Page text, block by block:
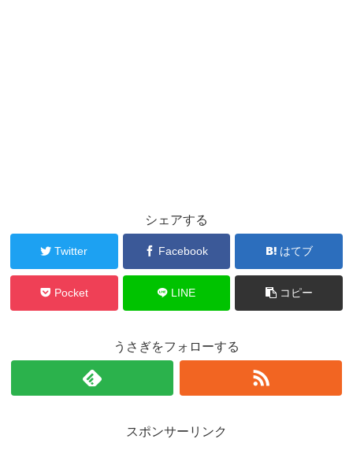
シェアする
Twitter Facebook はてブ
Pocket LINE コピー
うさぎをフォローする
スポンサーリンク